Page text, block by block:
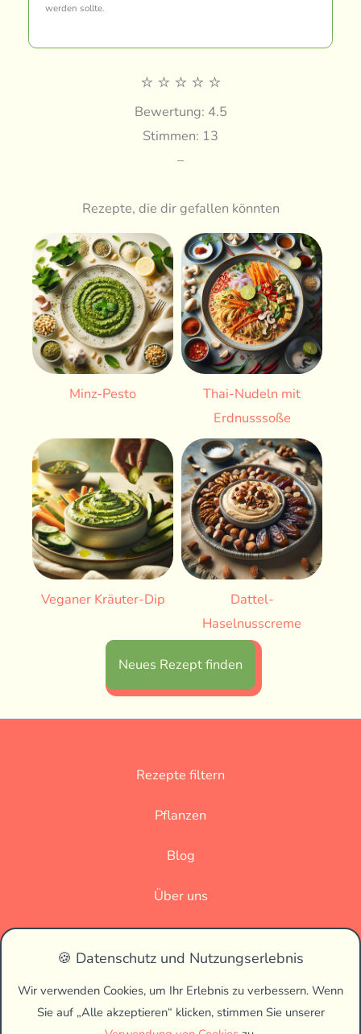
🍪 Datenschutz und Nutzungserlebnis
Wir verwenden Cookies, um Ihr Erlebnis zu verbessern. Wenn
Sie auf „Alle akzeptieren“ klicken, stimmen Sie unserer
werden sollte.
⭐ ⭐ ⭐ ⭐ ⭐
Bewertung: 4.5
Stimmen: 13
–
Rezepte, die dir gefallen könnten
Minz-Pesto
Thai-Nudeln mit
Erdnusssoße
Veganer Kräuter-Dip
Dattel-
Haselnusscreme
Neues Rezept finden
Rezepte filtern
Pflanzen
Blog
Über uns